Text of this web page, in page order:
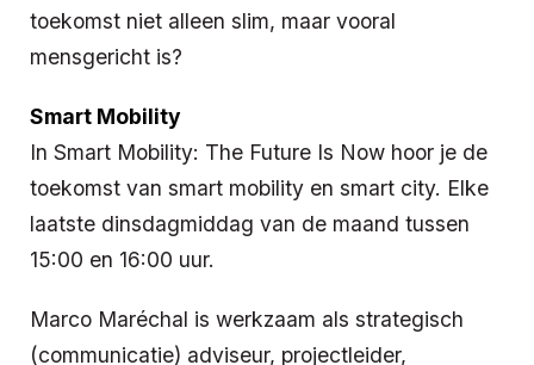
toekomst niet alleen slim, maar vooral
mensgericht is?
Smart Mobility
In Smart Mobility: The Future Is Now hoor je de
toekomst van smart mobility en smart city. Elke
laatste dinsdagmiddag van de maand tussen
15:00 en 16:00 uur.
Marco Maréchal is werkzaam als strategisch
(communicatie) adviseur, projectleider,